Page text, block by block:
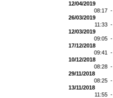
12/04/2019
08:17 -
26/03/2019
11:33 -
12/03/2019
09:05 -
17/12/2018
09:41 -
10/12/2018
08:28 -
29/11/2018
08:25 -
13/11/2018
11:55 -